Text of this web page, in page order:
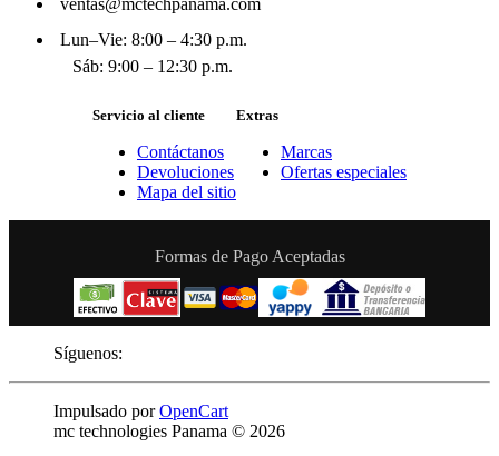
ventas@mctechpanama.com
Lun–Vie: 8:00 – 4:30 p.m.
Sáb: 9:00 – 12:30 p.m.
Servicio al cliente
Contáctanos
Devoluciones
Mapa del sitio
Extras
Marcas
Ofertas especiales
Formas de Pago Aceptadas
Síguenos:
Impulsado porOpenCart
mc technologies Panama © 2026